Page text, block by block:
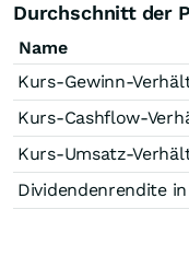
Durchschnitt der
Name
Kurs-Gewinn-
Kurs-Cashflow-
Kurs-Umsatz-
Dividendenrendite in